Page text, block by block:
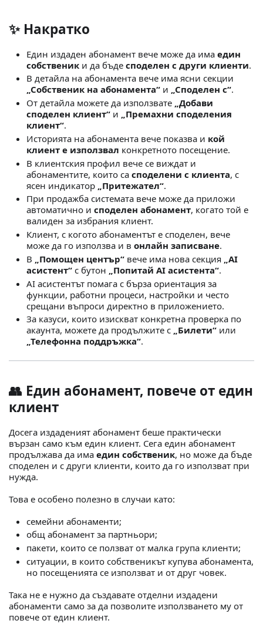
✨ Накратко
Един издаден абонамент вече може да има един
собственик и да бъде споделен с други клиенти.
В детайла на абонамента вече има ясни секции
„Собственик на абонамента“ и „Споделен с“.
От детайла можете да използвате „Добави
споделен клиент“ и „Премахни споделения
клиент“.
Историята на абонамента вече показва и кой
клиент е използвал конкретното посещение.
В клиентския профил вече се виждат и
абонаментите, които са споделени с клиента, с
ясен индикатор
„Притежател“.
При продажба системата вече може да приложи
автоматично и споделен абонамент, когато той е
валиден за избрания клиент.
Клиент, с когото абонаментът е споделен, вече
може да го използва и в онлайн записване.
В
„Помощен център“ вече има нова секция „AI
асистент“ с бутон „Попитай AI асистента“.
AI асистентът помага с бърза ориентация за
функции, работни процеси, настройки и често
срещани въпроси директно в приложението.
За казуси, които изискват конкретна проверка по
акаунта, можете да продължите с „Билети“ или
„Телефонна поддръжка“.
👥 Един абонамент, повече от един
клиент
Досега издаденият абонамент беше практически
вързан само към един клиент. Сега един абонамент
продължава да има един собственик, но може да бъде
споделен и с други клиенти, които да го използват при
нужда.
Това е особено полезно в случаи като:
семейни абонаменти;
общ абонамент за партньори;
пакети, които се ползват от малка група клиенти;
ситуации, в които собственикът купува абонамента,
но посещенията се използват и от друг човек.
Така не е нужно да създавате отделни издадени
абонаменти само за да позволите използването му от
повече от един клиент.